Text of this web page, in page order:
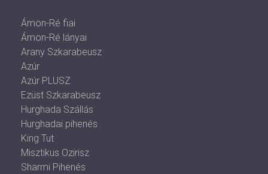
Ámon-Ré fiai
Ámon-Ré lányai
Arany Szkarabeusz
Azúr
Azúr PLUSZ
Ezüst Szkarabeusz
Hurghada Szállás
Hurghadai pihenés
King Tut
Misztikus Ozirisz
Sharmi Pihenés